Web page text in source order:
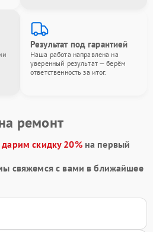
Результат под гарантией
Наша работа направлена на
уверенный результат — берём
ответственность за итог.
ремонт
дарим скидку 20%на первый
свяжемся с вами в ближайшее